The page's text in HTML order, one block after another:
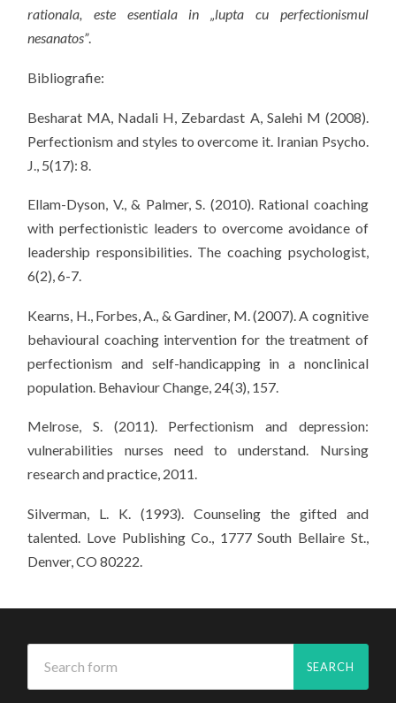
rationala, este esentiala in „lupta cu perfectionismul
nesanatos”.
Bibliografie:
Besharat MA, Nadali H, Zebardast A, Salehi M (2008).
Perfectionism and styles to overcome it. Iranian Psycho.
J., 5(17): 8.
Ellam-Dyson, V., & Palmer, S. (2010). Rational coaching
with perfectionistic leaders to overcome avoidance of
leadership responsibilities. The coaching psychologist,
6(2), 6-7.
Kearns, H., Forbes, A., & Gardiner, M. (2007). A cognitive
behavioural coaching intervention for the treatment of
perfectionism and self-handicapping in a nonclinical
population. Behaviour Change, 24(3), 157.
Melrose, S. (2011). Perfectionism and depression:
vulnerabilities nurses need to understand. Nursing
research and practice, 2011.
Silverman, L. K. (1993). Counseling the gifted and
talented. Love Publishing Co., 1777 South Bellaire St.,
Denver, CO 80222.